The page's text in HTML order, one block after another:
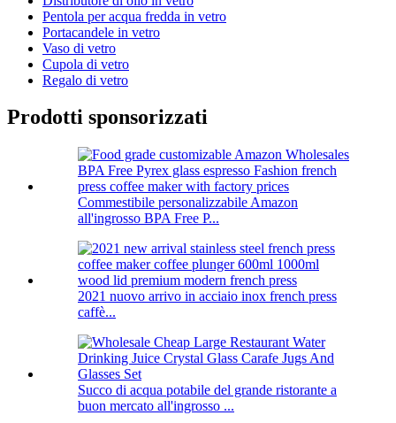
Pentola per acqua fredda in vetro
Portacandele in vetro
Vaso di vetro
Cupola di vetro
Regalo di vetro
Prodotti sponsorizzati
Commestibile personalizzabile Amazon
all'ingrosso BPA Free P...
2021 nuovo arrivo in acciaio inox french press
caffè...
Succo di acqua potabile del grande ristorante a
buon mercato all'ingrosso ...